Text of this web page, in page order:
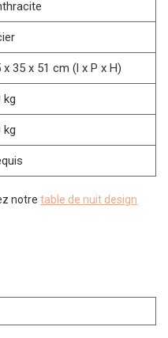
x 35 x 51 cm (l x P x H)
kg
kg
notre table de nuit design